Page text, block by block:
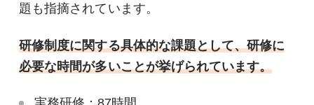
題も指摘されています。
研修制度に関する具体的な課題として、研修に
必要な時間が多いことが挙げられています。